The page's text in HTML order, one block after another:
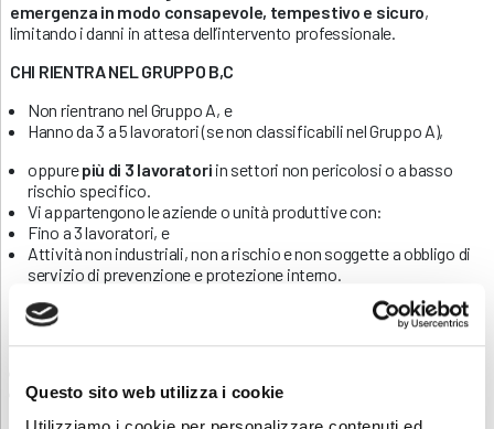
Questo sito web utilizza i cookie
emergenza in modo consapevole, tempestivo e sicuro,
limitando i danni in attesa dell’intervento professionale.
CHI RIENTRA NEL GRUPPO B,C
Non rientrano nel Gruppo A, e
Hanno da 3 a 5 lavoratori (se non classificabili nel Gruppo A),
oppurepiù di 3 lavoratori in settori non pericolosi o a basso
rischio specifico.
Vi appartengono le aziende o unità produttive con:
Fino a 3 lavoratori, e
Attività non industriali, non a rischio e non soggette a obbligo di
servizio di prevenzione e protezione interno.
Durata del corso
Aggiornamento
Aggiornamento (obbligatorio ogni 3 anni): 6 ore